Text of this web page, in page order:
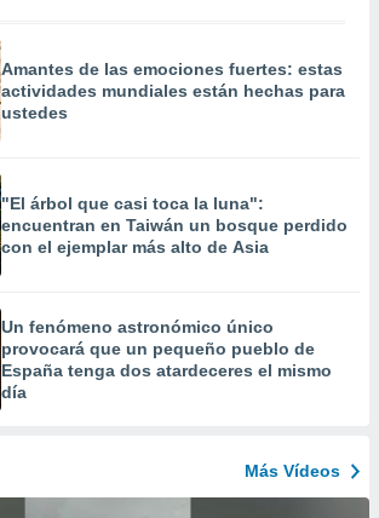
Amantes de las emociones fuertes: estas
actividades mundiales están hechas para
ustedes
"El árbol que casi toca la luna":
encuentran en Taiwán un bosque perdido
con el ejemplar más alto de Asia
Un fenómeno astronómico único
provocará que un pequeño pueblo de
España tenga dos atardeceres el mismo
día
Más Vídeos